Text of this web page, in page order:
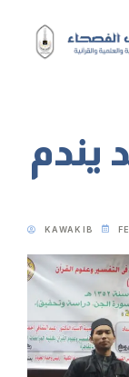
يندم
KAWAKIB